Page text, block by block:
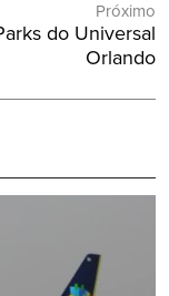
Próximo
do Universal
Orlando